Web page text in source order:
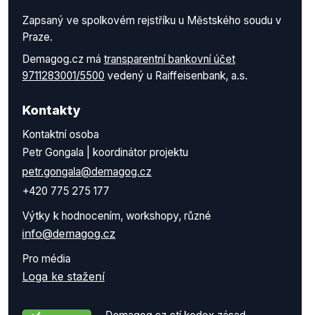
Zapsaný ve spolkovém rejstříku u Městského soudu v
Praze.
Demagog.cz má transparentní bankovní účet
9711283001/5500 vedený u Raiffeisenbank, a.s.
Kontakty
Kontaktní osoba
Petr Gongala | koordinátor projektu
petr.gongala@demagog.cz
+420 775 275 177
Výtky k hodnocením, workshopy, různé
info@demagog.cz
Pro média
Loga ke stažení